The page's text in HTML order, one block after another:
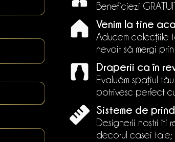
Beneficiezi
Venim la tine
Aducem colecțiile
nevoit să mergi
Draperii ca în
Evaluăm spațiul
potrivesc perfect
Sisteme de
Designerii noștri îți
decorul casei tale;